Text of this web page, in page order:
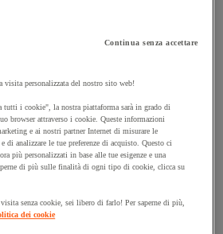
per materiali pericolosi
a ioni di litio
corrosivi
fitosanitari
infiammabili
e filtri
Continua senza accettare
personalizzata del nostro sito web!
tutti i cookie", la nostra piattaforma sarà in grado di
browser attraverso i cookie. Queste informazioni
e ai nostri partner Internet di misurare le
di analizzare le tue preferenze di acquisto. Questo ci
più personalizzati in base alle tue esigenze e una
di più sulle finalità di ogni tipo di cookie, clicca su
senza cookie, sei libero di farlo! Per saperne di più,
dei cookie